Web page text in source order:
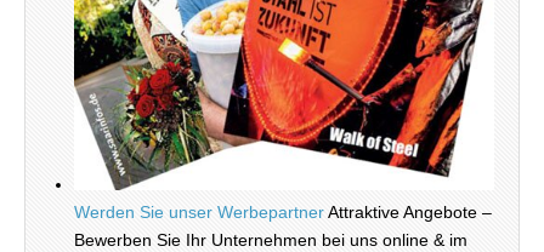
Werden Sie unser WerbepartnerAttraktive Angebote –
Bewerben Sie Ihr Unternehmen bei uns online & im